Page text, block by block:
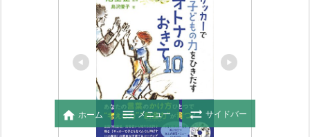
 ホーム  メニュー  サイドバー